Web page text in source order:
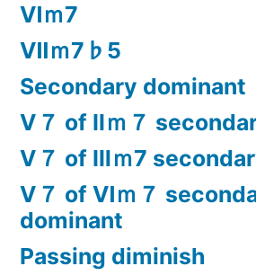
Ⅵｍ7
Ⅶｍ7♭5
Secondary dominant
Ⅴ７ of Ⅱｍ７
Ⅴ７ of Ⅲｍ7
Ⅴ７ of Ⅵｍ７
dominant
Passing diminish